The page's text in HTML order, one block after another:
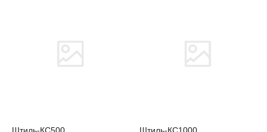
Штиль-КС500 Штиль-КС1000